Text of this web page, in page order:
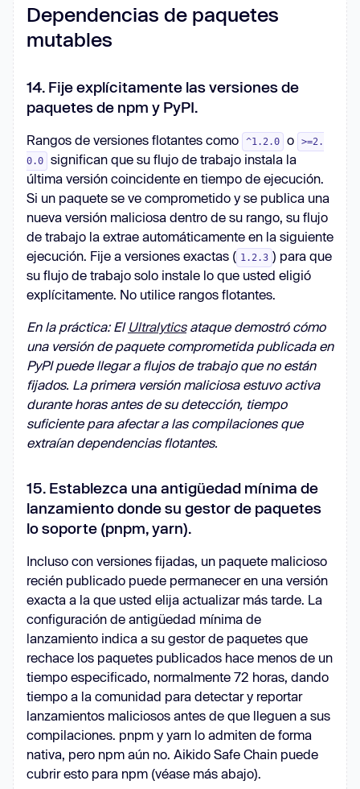
Dependencias de paquetes
mutables
14. Fije explícitamente las versiones de
paquetes de npm y PyPI.
Rangos de versiones flotantes como ^1.2.0 o
>=2.
0.0
significan que su flujo de trabajo instala la
última versión coincidente en tiempo de ejecución.
Si un paquete se ve comprometido y se publica una
nueva versión maliciosa dentro de su rango, su flujo
de trabajo la extrae automáticamente en la siguiente
ejecución. Fije a versiones exactas ( 1.2.3 ) para que
su flujo de trabajo solo instale lo que usted eligió
explícitamente. No utilice rangos flotantes.
En la práctica: El Ultralyticsataque demostró cómo
una versión de paquete comprometida publicada en
PyPI puede llegar a flujos de trabajo que no están
fijados. La primera versión maliciosa estuvo activa
durante horas antes de su detección, tiempo
suficiente para afectar a las compilaciones que
extraían dependencias flotantes.
15. Establezca una antigüedad mínima de
lanzamiento donde su gestor de paquetes
lo soporte (pnpm, yarn).
Incluso con versiones fijadas, un paquete malicioso
recién publicado puede permanecer en una versión
exacta a la que usted elija actualizar más tarde. La
configuración de antigüedad mínima de
lanzamiento indica a su gestor de paquetes que
rechace los paquetes publicados hace menos de un
tiempo especificado, normalmente 72 horas, dando
tiempo a la comunidad para detectar y reportar
lanzamientos maliciosos antes de que lleguen a sus
compilaciones. pnpm y yarn lo admiten de forma
nativa, pero npm aún no. Aikido Safe Chain puede
cubrir esto para npm (véase más abajo).